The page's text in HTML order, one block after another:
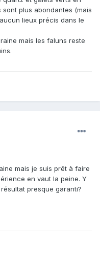
plus abondantes (mais
lieux précis dans le
mais les faluns reste
mais je suis prêt à faire
en vaut la peine. Y
presque garanti?